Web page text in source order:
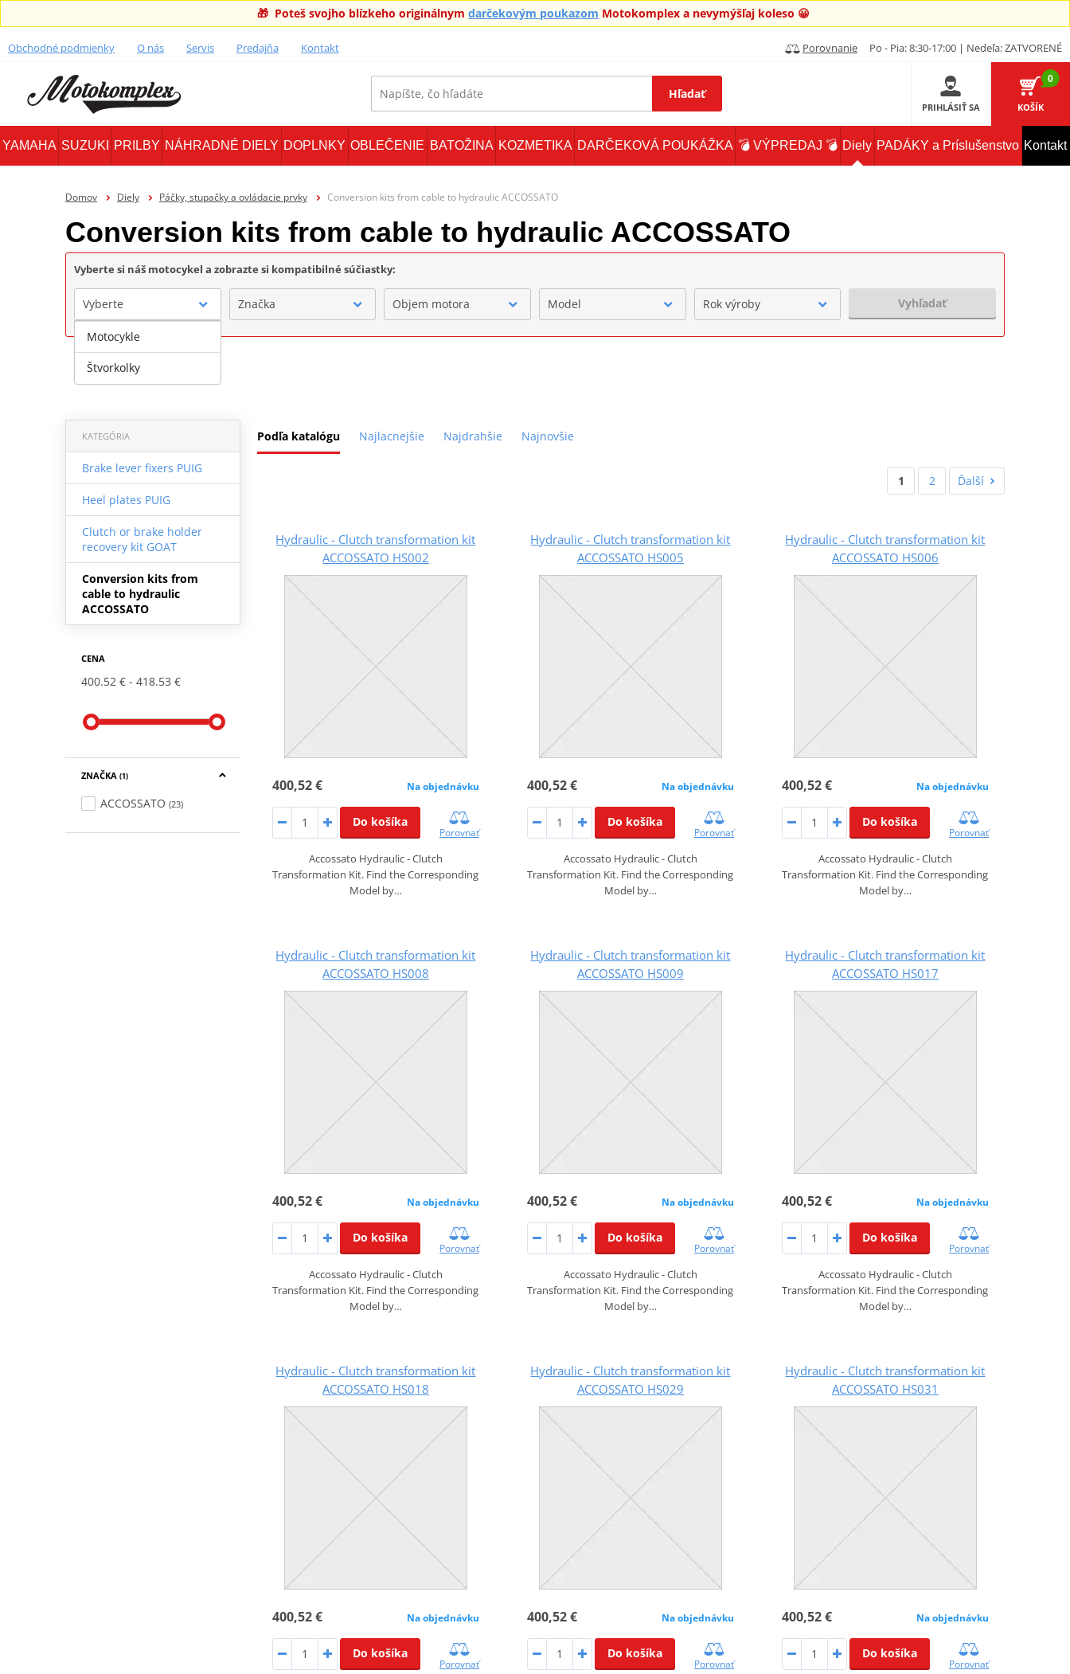
🎁 Poteš svojho blízkeho originálnym darčekovým poukazom Motokomplex a nevymýšľaj koleso 😀
Obchodné podmienky O nás Servis Predajňa Kontakt Porovnanie Po - Pia: 8:30-17:00 | Nedeľa: ZATVORENÉ
Hľadať
PRIHLÁSIŤ SA
0
KOŠÍK
YAMAHA SUZUKI PRILBY NÁHRADNÉ DIELY DOPLNKY OBLEČENIE BATOŽINA KOZMETIKA DARČEKOVÁ POUKÁŽKA 💣 VÝPREDAJ 💣 Diely PADÁKY a Príslušenstvo Kontakt
Domov Diely Páčky, stupačky a ovládacie prvky Conversion kits from cable to hydraulic ACCOSSATO
Conversion kits from cable to hydraulic ACCOSSATO
Vyberte si náš motocykel a zobrazte si kompatibilné súčiastky:
Vyberte Značka Objem motora Model Rok výroby Vyhľadať
Podľa katalógu Najlacnejšie Najdrahšie Najnovšie
KATEGÓRIA
Brake lever fixers PUIG
Heel plates PUIG
Clutch or brake holder
recovery kit GOAT
Conversion kits from
cable to hydraulic
ACCOSSATO
CENA
400.52 € 418.53 €
ZNAČKA (1)
ACCOSSATO (23)
1 2 Ďalší
Hydraulic - Clutch transformation kit
ACCOSSATO HS002
400,52 € Na objednávku
Do košíka
Porovnať
Accossato Hydraulic - Clutch
Transformation Kit. Find the Corresponding
Model by…
Hydraulic - Clutch transformation kit
ACCOSSATO HS005
400,52 € Na objednávku
Do košíka
Porovnať
Accossato Hydraulic - Clutch
Transformation Kit. Find the Corresponding
Model by…
Hydraulic - Clutch transformation kit
ACCOSSATO HS006
400,52 € Na objednávku
Do košíka
Porovnať
Accossato Hydraulic - Clutch
Transformation Kit. Find the Corresponding
Model by…
Hydraulic - Clutch transformation kit
ACCOSSATO HS008
400,52 € Na objednávku
Do košíka
Porovnať
Accossato Hydraulic - Clutch
Transformation Kit. Find the Corresponding
Model by…
Hydraulic - Clutch transformation kit
ACCOSSATO HS009
400,52 € Na objednávku
Do košíka
Porovnať
Accossato Hydraulic - Clutch
Transformation Kit. Find the Corresponding
Model by…
Hydraulic - Clutch transformation kit
ACCOSSATO HS017
400,52 € Na objednávku
Do košíka
Porovnať
Accossato Hydraulic - Clutch
Transformation Kit. Find the Corresponding
Model by…
Hydraulic - Clutch transformation kit
ACCOSSATO HS018
400,52 € Na objednávku
Do košíka
Porovnať
Hydraulic - Clutch transformation kit
ACCOSSATO HS029
400,52 € Na objednávku
Do košíka
Porovnať
Hydraulic - Clutch transformation kit
ACCOSSATO HS031
400,52 € Na objednávku
Do košíka
Porovnať
Motocykle
Štvorkolky